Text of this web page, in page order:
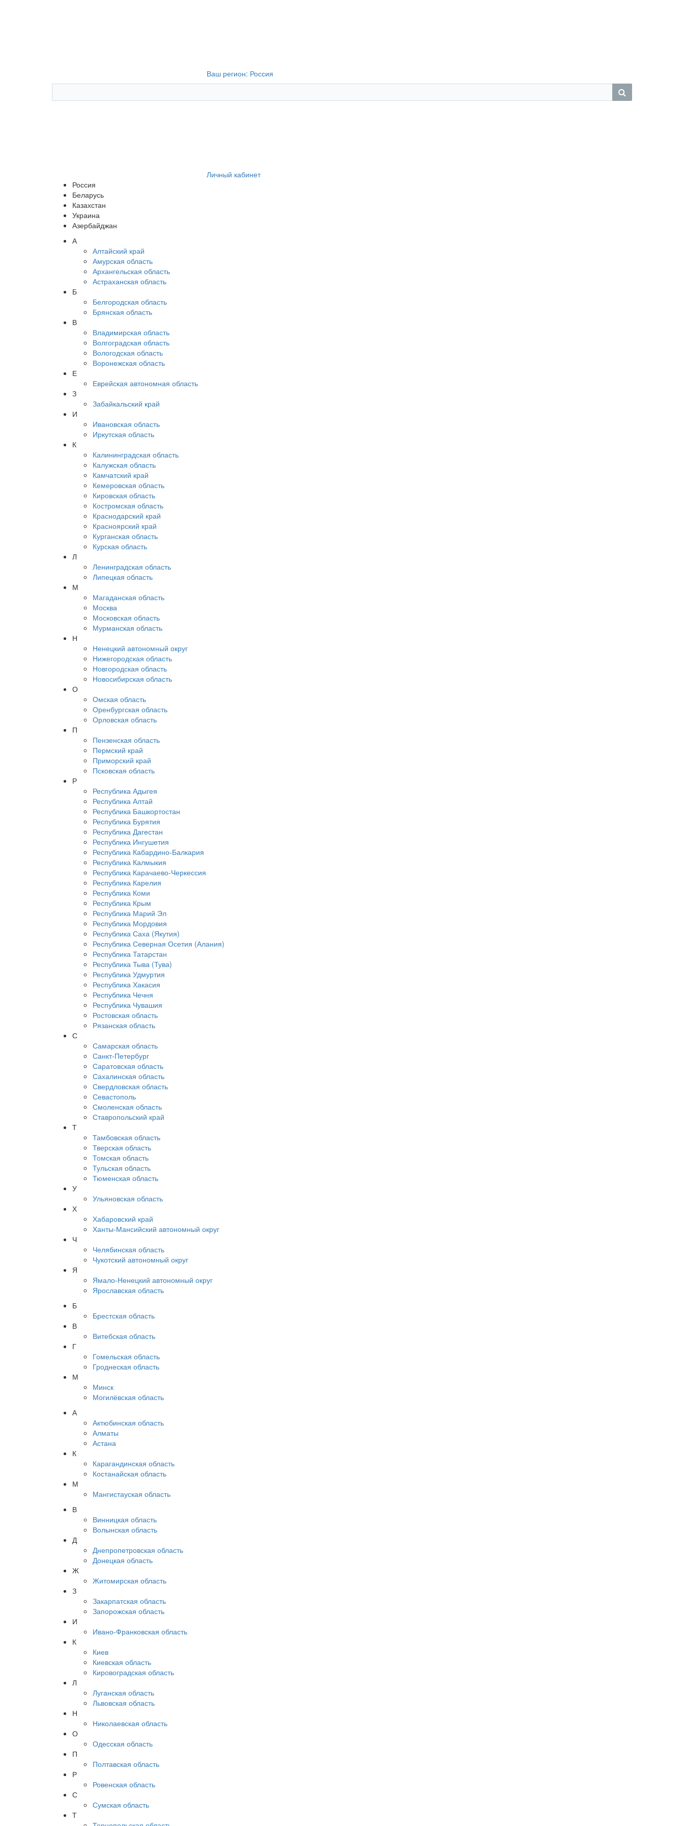
Ваш регион: Россия
Личный кабинет
Россия
Беларусь
Казахстан
Украина
Азербайджан
А
Алтайский край
Амурская область
Архангельская область
Астраханская область
Б
Белгородская область
Брянская область
В
Владимирская область
Волгоградская область
Вологодская область
Воронежская область
Е
Еврейская автономная область
З
Забайкальский край
И
Ивановская область
Иркутская область
К
Калининградская область
Калужская область
Камчатский край
Кемеровская область
Кировская область
Костромская область
Краснодарский край
Красноярский край
Курганская область
Курская область
Л
Ленинградская область
Липецкая область
М
Магаданская область
Москва
Московская область
Мурманская область
Н
Ненецкий автономный округ
Нижегородская область
Новгородская область
Новосибирская область
О
Омская область
Оренбургская область
Орловская область
П
Пензенская область
Пермский край
Приморский край
Псковская область
Р
Республика Адыгея
Республика Алтай
Республика Башкортостан
Республика Бурятия
Республика Дагестан
Республика Ингушетия
Республика Кабардино-Балкария
Республика Калмыкия
Республика Карачаево-Черкессия
Республика Карелия
Республика Коми
Республика Крым
Республика Марий Эл
Республика Мордовия
Республика Саха (Якутия)
Республика Северная Осетия (Алания)
Республика Татарстан
Республика Тыва (Тува)
Республика Удмуртия
Республика Хакасия
Республика Чечня
Республика Чувашия
Ростовская область
Рязанская область
С
Самарская область
Санкт-Петербург
Саратовская область
Сахалинская область
Свердловская область
Севастополь
Смоленская область
Ставропольский край
Т
Тамбовская область
Тверская область
Томская область
Тульская область
Тюменская область
У
Ульяновская область
Х
Хабаровский край
Ханты-Мансийский автономный округ
Ч
Челябинская область
Чукотский автономный округ
Я
Ямало-Ненецкий автономный округ
Ярославская область
Б
Брестская область
В
Витебская область
Г
Гомельская область
Гроднеская область
М
Минск
Могилёвская область
А
Актюбинская область
Алматы
Астана
К
Карагандинская область
Костанайская область
М
Мангистауская область
В
Винницкая область
Волынская область
Д
Днепропетровская область
Донецкая область
Ж
Житомирская область
З
Закарпатская область
Запорожская область
И
Ивано-Франковская область
К
Киев
Киевская область
Кировоградская область
Л
Луганская область
Львовская область
Н
Николаевская область
О
Одесская область
П
Полтавская область
Р
Ровенская область
С
Сумская область
Т